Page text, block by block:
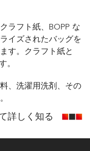
ラフト紙、BOPP な
イズされたバッグを
す。クラフト紙と
、洗濯用洗剤、その
詳しく知る